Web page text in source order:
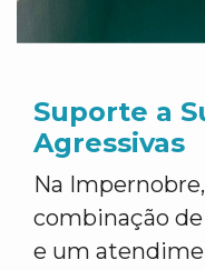
Suporte a
Agressivas
Na
combinação
e um